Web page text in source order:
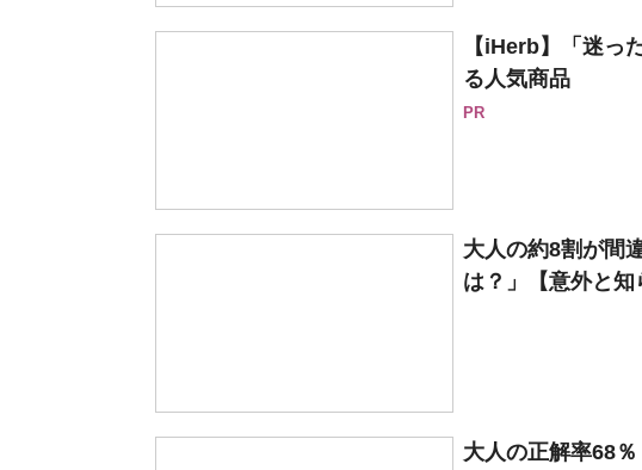
【iHerb】「迷っ
る人気商品
PR
大人の約8割が間
は？」【意外と
大人の正解率68